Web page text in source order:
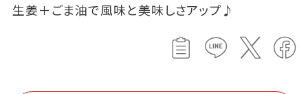
生姜＋ごま油で風味と美味しさアップ♪